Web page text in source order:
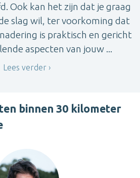
Ook kan het zijn dat je graag
slag wil, ter voorkoming dat
is praktisch en gericht
aspecten van jouw ...
Lees verder
binnen 30 kilometer